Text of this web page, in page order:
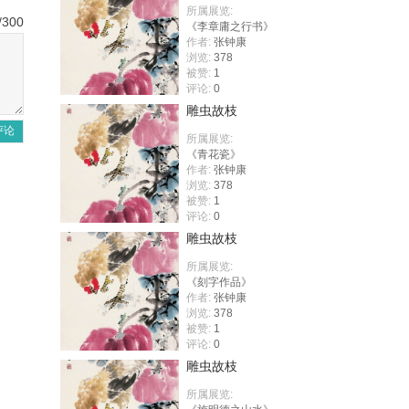
论
所属展览:
《李章庸之行书》
作者: 张钟康
浏览: 378
被赞: 1
评论: 0
雕虫故枝
所属展览:
《青花瓷》
作者: 张钟康
浏览: 378
被赞: 1
评论: 0
雕虫故枝
所属展览:
《刻字作品》
作者: 张钟康
浏览: 378
被赞: 1
评论: 0
雕虫故枝
所属展览: